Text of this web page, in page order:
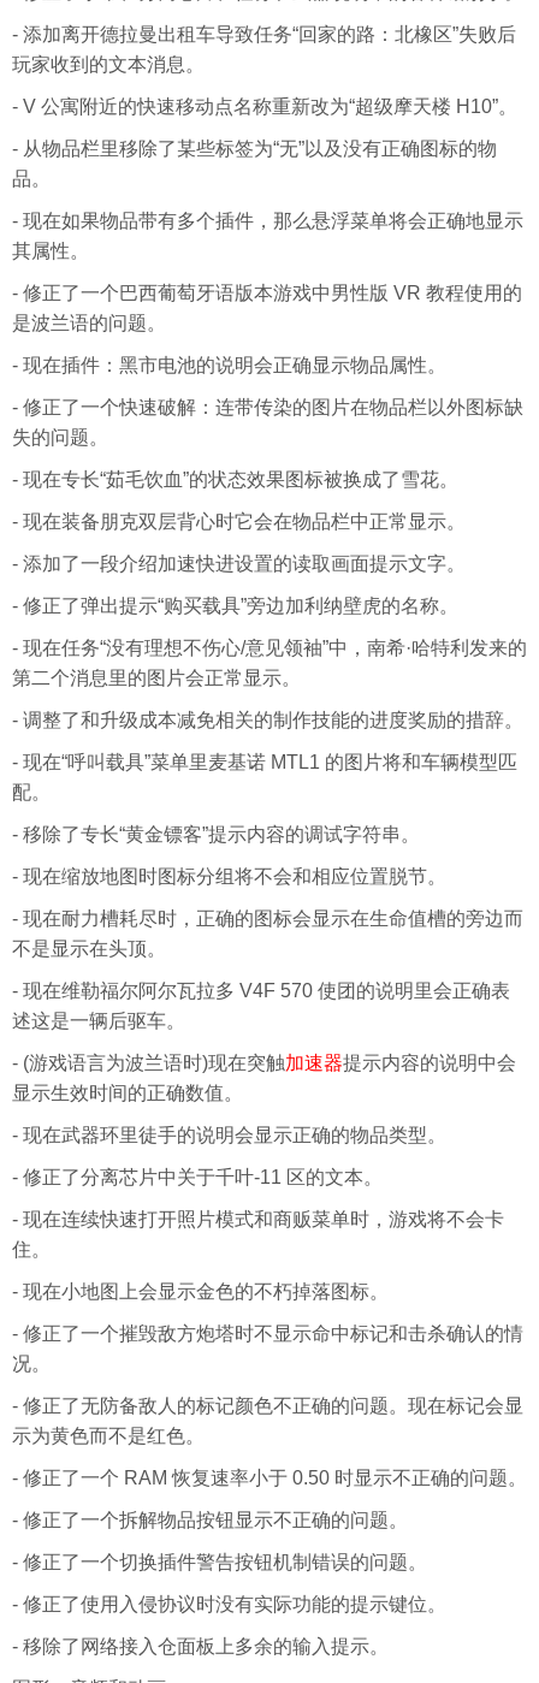
- 添加离开德拉曼出租车导致任务“回家的路：北橡区”失败后
玩家收到的文本消息。
- V 公寓附近的快速移动点名称重新改为“超级摩天楼 H10”。
- 从物品栏里移除了某些标签为“无”以及没有正确图标的物
品。
- 现在如果物品带有多个插件，那么悬浮菜单将会正确地显示
其属性。
- 修正了一个巴西葡萄牙语版本游戏中男性版 VR 教程使用的
是波兰语的问题。
- 现在插件：黑市电池的说明会正确显示物品属性。
- 修正了一个快速破解：连带传染的图片在物品栏以外图标缺
失的问题。
- 现在专长“茹毛饮血”的状态效果图标被换成了雪花。
- 现在装备朋克双层背心时它会在物品栏中正常显示。
- 添加了一段介绍加速快进设置的读取画面提示文字。
- 修正了弹出提示“购买载具”旁边加利纳壁虎的名称。
- 现在任务“没有理想不伤心/意见领袖”中，南希·哈特利发来的
第二个消息里的图片会正常显示。
- 调整了和升级成本减免相关的制作技能的进度奖励的措辞。
- 现在“呼叫载具”菜单里麦基诺 MTL1 的图片将和车辆模型匹
配。
- 移除了专长“黄金镖客”提示内容的调试字符串。
- 现在缩放地图时图标分组将不会和相应位置脱节。
- 现在耐力槽耗尽时，正确的图标会显示在生命值槽的旁边而
不是显示在头顶。
- 现在维勒福尔阿尔瓦拉多 V4F 570 使团的说明里会正确表
述这是一辆后驱车。
- (游戏语言为波兰语时)现在突触加速器提示内容的说明中会
显示生效时间的正确数值。
- 现在武器环里徒手的说明会显示正确的物品类型。
- 修正了分离芯片中关于千叶-11 区的文本。
- 现在连续快速打开照片模式和商贩菜单时，游戏将不会卡
住。
- 现在小地图上会显示金色的不朽掉落图标。
- 修正了一个摧毁敌方炮塔时不显示命中标记和击杀确认的情
况。
- 修正了无防备敌人的标记颜色不正确的问题。现在标记会显
示为黄色而不是红色。
- 修正了一个 RAM 恢复速率小于 0.50 时显示不正确的问题。
- 修正了一个拆解物品按钮显示不正确的问题。
- 修正了一个切换插件警告按钮机制错误的问题。
- 修正了使用入侵协议时没有实际功能的提示键位。
- 移除了网络接入仓面板上多余的输入提示。